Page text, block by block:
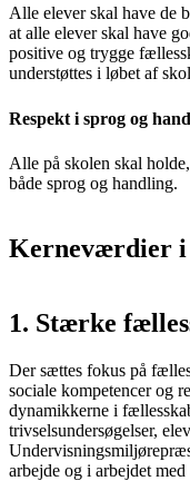
Alle elever skal have de
at alle elever skal have
positive og trygge
understøttes i løbet af
Respekt i sprog og
Alle på skolen skal
både sprog og handling.
Kerneværdier i
1. Stærke
Der sættes fokus på
sociale kompetencer og
dynamikkerne i
trivselsundersøgelser,
arbejde og i arbejdet